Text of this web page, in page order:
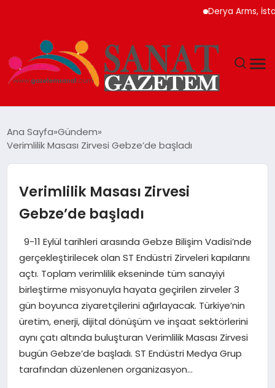
Derya Arms, İstanbul
SIYASET
SPOR
YAŞAM
EKONOMI
SAĞLIK
DÜNYA
EĞITIM
Ana Sayfa Gündem
Verimlilik Masası Zirvesi Gebze’de başladı
Verimlilik Masası Zirvesi
Gebze’de başladı
9-11 Eylül tarihleri arasında Gebze Bilişim Vadisi’nde
gerçekleştirilecek olan ST Endüstri Zirveleri kapılarını
açtı. Toplam verimlilik ekseninde tüm sanayiyi
birleştirme misyonuyla hayata geçirilen zirveler 3
gün boyunca ziyaretçilerini ağırlayacak. Türkiye’nin
üretim, enerji, dijital dönüşüm ve inşaat sektörlerini
aynı çatı altında buluşturan Verimlilik Masası Zirvesi
bugün Gebze’de başladı. ST Endüstri Medya Grup
tarafından düzenlenen organizasyon…